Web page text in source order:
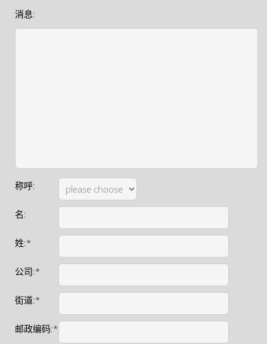
消息:
称呼:
名:
姓:*
公司:*
街道:*
邮政编码:*